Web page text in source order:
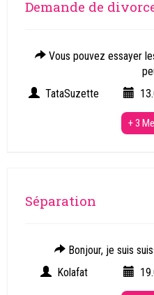
Demande de
Vous pouvez essayer
TataSuzette
+ 3
Séparation
Bonjour, je suis
Kolafat